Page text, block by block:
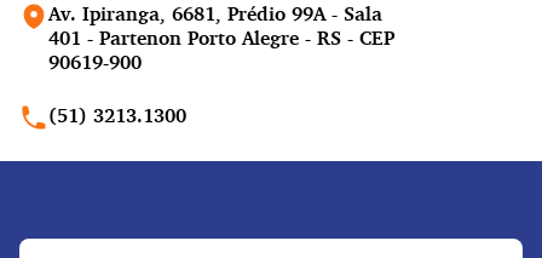
Av. Ipiranga, 6681, Prédio 99A - Sala
401 - Partenon Porto Alegre - RS - CEP
90619-900
(51) 3213.1300